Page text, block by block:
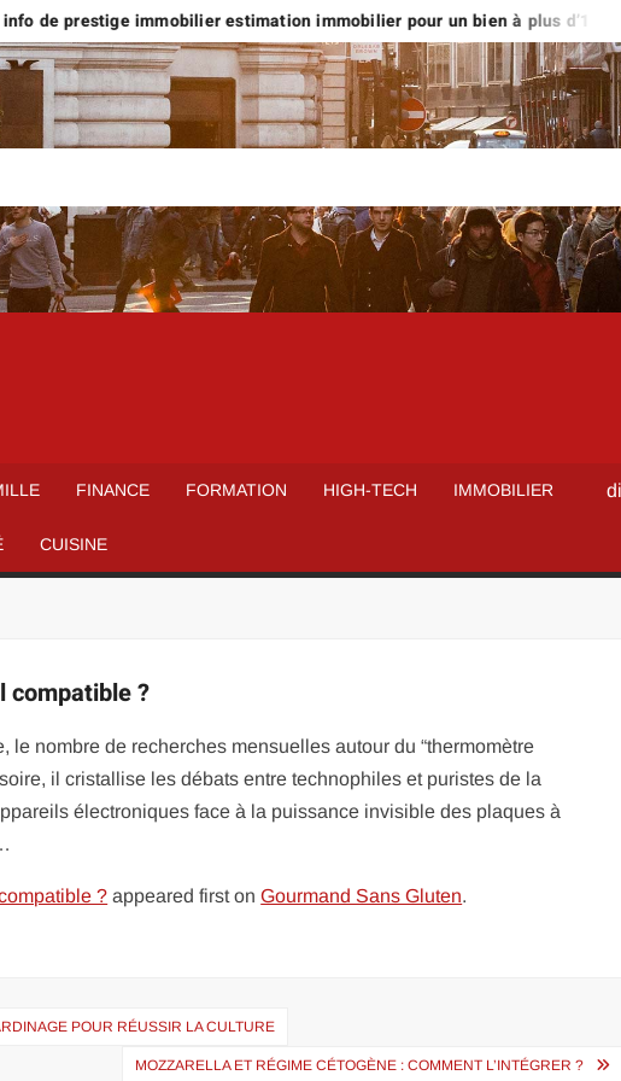
prestige immobilier estimation immobilier pour un bien à plus d’1 million
FINANCE FORMATION HIGH-TECH IMMOBILIER
CUISINE
compatible ?
le nombre de recherches mensuelles autour du “thermomètre
il cristallise les débats entre technophiles et puristes de la
électroniques face à la puissance invisible des plaques à
? appeared first onGourmand Sans Gluten.
POUR RÉUSSIR LA CULTURE
MOZZARELLA ET RÉGIME CÉTOGÈNE : COMMENT L’INTÉGRER ?